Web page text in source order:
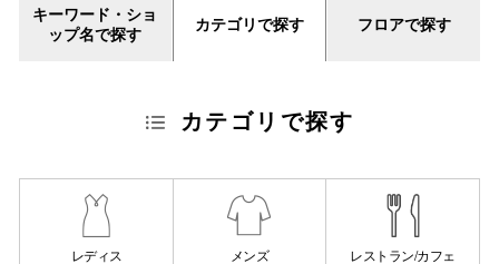
キーワード・ショ
ップ名で探す
カテゴリで探す
カテゴリで探す
レディス メンズ レストラン/カフェ
フロアで探す